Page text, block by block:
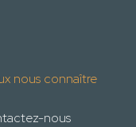
nous connaître
nous